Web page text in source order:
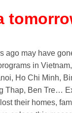
ago may have
in
Ho Chi Minh,
Thap, Ben Tre…
their homes,